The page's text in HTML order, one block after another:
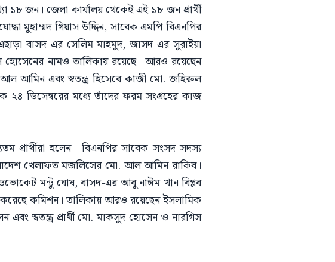
১৮ জন। জেলা কার্যালয় থেকেই এই ১৮ জন প্রার্থী
মুহাম্মদ গিয়াস উদ্দিন, সাবেক এমপি বিএনপির
বাসদ-এর সেলিম মাহমুদ, জাসদ-এর সুরাইয়া
নামও তালিকায় রয়েছে। আরও রয়েছেন
আল আমিন এবং স্বতন্ত্র হিসেবে কাজী মো. জহিরুল
ডিসেম্বরের মধ্যে তাঁদের ফরম সংগ্রহের কাজ
প্রার্থীরা হলেন—বিএনপির সাবেক সংসদ সদস্য
খেলাফত মজলিসের মো. আল আমিন রাকিব।
মন্টু ঘোষ, বাসদ-এর আবু নাঈম খান বিপ্লব
কমিশন। তালিকায় আরও রয়েছেন ইসলামিক
এবং স্বতন্ত্র প্রার্থী মো. মাকসুদ হোসেন ও নারগিস